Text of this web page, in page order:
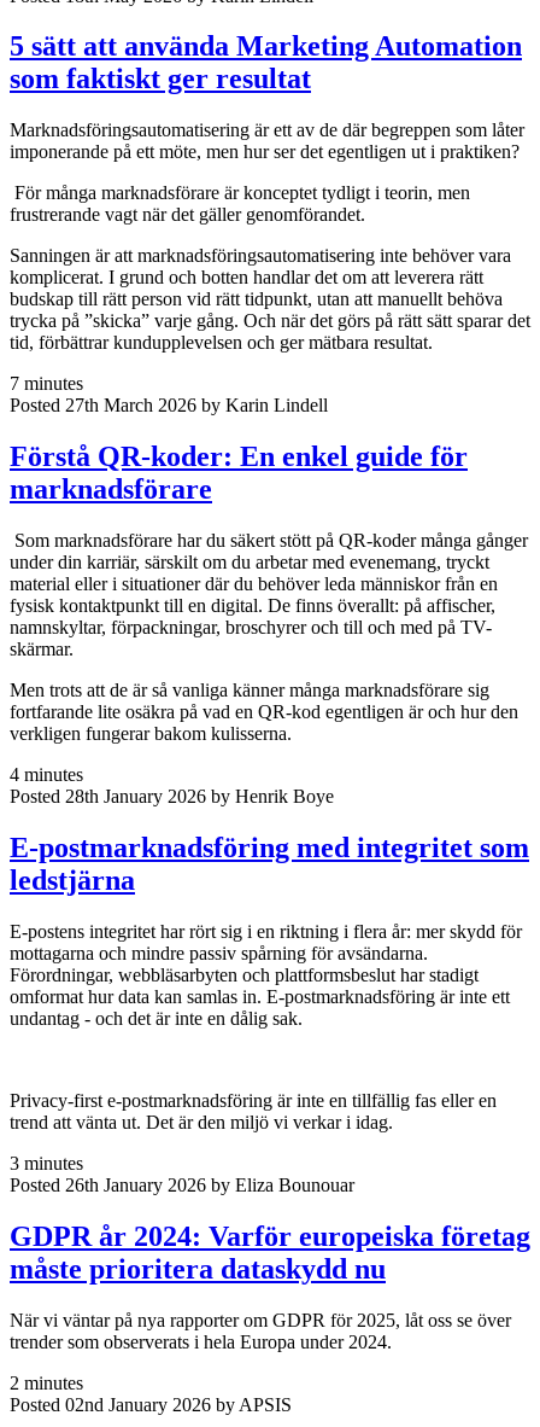
5 sätt att använda Marketing Automation
som faktiskt ger resultat
Marknadsföringsautomatisering är ett av de där begreppen som låter
imponerande på ett möte, men hur ser det egentligen ut i praktiken?
För många marknadsförare är konceptet tydligt i teorin, men
frustrerande vagt när det gäller genomförandet.
Sanningen är att marknadsföringsautomatisering inte behöver vara
komplicerat. I grund och botten handlar det om att leverera rätt
budskap till rätt person vid rätt tidpunkt, utan att manuellt behöva
trycka på ”skicka” varje gång. Och när det görs på rätt sätt sparar det
tid, förbättrar kundupplevelsen och ger mätbara resultat.
7 minutes
Posted 27th March 2026 by Karin Lindell
Förstå QR-koder: En enkel guide för
marknadsförare
Som marknadsförare har du säkert stött på QR-koder många gånger
under din karriär, särskilt om du arbetar med evenemang, tryckt
material eller i situationer där du behöver leda människor från en
fysisk kontaktpunkt till en digital. De finns överallt: på affischer,
namnskyltar, förpackningar, broschyrer och till och med på TV-
skärmar.
Men trots att de är så vanliga känner många marknadsförare sig
fortfarande lite osäkra på vad en QR-kod egentligen är och hur den
verkligen fungerar bakom kulisserna.
4 minutes
Posted 28th January 2026 by Henrik Boye
E-postmarknadsföring med integritet som
ledstjärna
E-postens integritet har rört sig i en riktning i flera år: mer skydd för
mottagarna och mindre passiv spårning för avsändarna.
Förordningar, webbläsarbyten och plattformsbeslut har stadigt
omformat hur data kan samlas in. E-postmarknadsföring är inte ett
undantag - och det är inte en dålig sak.
Privacy-first e-postmarknadsföring är inte en tillfällig fas eller en
trend att vänta ut. Det är den miljö vi verkar i idag.
3 minutes
Posted 26th January 2026 by Eliza Bounouar
GDPR år 2024: Varför europeiska företag
måste prioritera dataskydd nu
När vi väntar på nya rapporter om GDPR för 2025, låt oss se över
trender som observerats i hela Europa under 2024.
2 minutes
Posted 02nd January 2026 by APSIS